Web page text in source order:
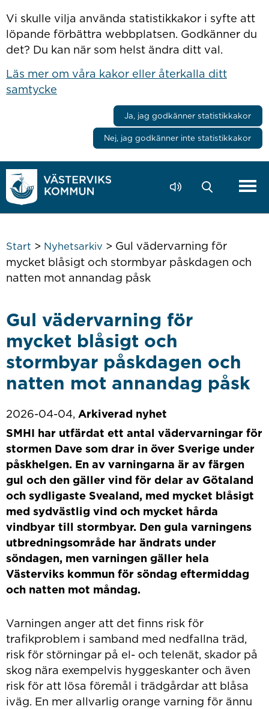
Vi skulle vilja använda statistikkakor i syfte att
löpande förbättra webbplatsen. Godkänner du
det? Du kan när som helst ändra ditt val.
Läs mer om våra kakor eller återkalla ditt
samtycke
Ja, jag godkänner statistikkakor
Nej, jag godkänner inte statistikkakor
Start > Nyhetsarkiv > Gul vädervarning för
mycket blåsigt och stormbyar påskdagen och
natten mot annandag påsk
Gul vädervarning för
mycket blåsigt och
stormbyar påskdagen och
natten mot annandag påsk
2026-04-04, Arkiverad nyhet
SMHI har utfärdat ett antal vädervarningar för
stormen Dave som drar in över Sverige under
påskhelgen. En av varningarna är av färgen
gul och den gäller vind för delar av Götaland
och sydligaste Svealand, med mycket blåsigt
med sydvästlig vind och mycket hårda
vindbyar till stormbyar. Den gula varningens
utbredningsområde har ändrats under
söndagen, men varningen gäller hela
Västerviks kommun för söndag eftermiddag
och natten mot måndag.
Varningen anger att det finns risk för
trafikproblem i samband med nedfallna träd,
risk för störningar på el- och telenät, skador på
skog nära exempelvis hyggeskanter och även
risk för att lösa föremål i trädgårdar att blåsa
iväg. En mer allvarlig orange varning för ännu